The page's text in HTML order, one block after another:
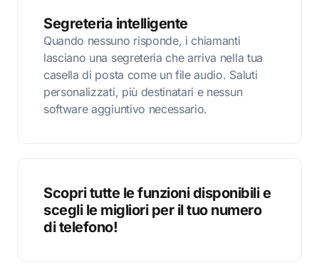
Segreteria intelligente
Quando nessuno risponde, i chiamanti
lasciano una segreteria che arriva nella tua
casella di posta come un file audio. Saluti
personalizzati, più destinatari e nessun
software aggiuntivo necessario.
Scopri tutte le funzioni disponibili e
scegli le migliori per il tuo numero
di telefono!